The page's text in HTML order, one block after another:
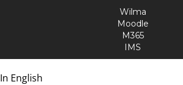
In English
Wilma
Moodle
M365
IMS